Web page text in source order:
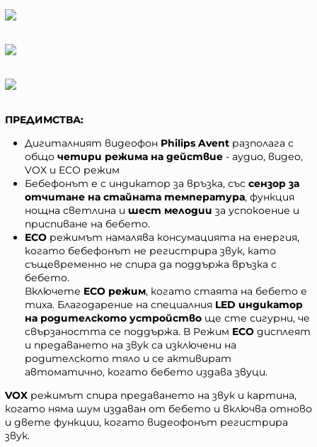
ПРЕДИМСТВА:
Дигиталният видеофон Philips Avent разполага с
общо четири режима на действие - аудио, видео,
VOX и ECO режим
Бебефонът е с индикатор за връзка, със сензор за
отчитане на стайната температура, функция
нощна светлина и шест мелодии за успокоение и
приспиване на бебето.
ECO режимът намалява консумацията на енергия,
когато бебефонът не регистрира звук, като
същевременно не спира да поддържа връзка с
бебето.
Включете ECO режим, когато стаята на бебето е
тиха. Благодарение на специалния LED индикатор
на родителското устройство ще сте сигурни, че
свързаността се поддържа. В Режим ECO дисплеят
и предаването на звук са изключени на
родителското тяло и се активират
автоматично, когато бебето издава звуци.
VOX режимът спира предаването на звук и картина,
когато няма шум издаван от бебето и включва отново
и двете функции, когато видеофонът регистрира
звук.